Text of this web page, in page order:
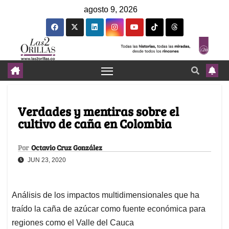
agosto 9, 2026
Verdades y mentiras sobre el
cultivo de caña en Colombia
Por Octavio Cruz González
JUN 23, 2020
Análisis de los impactos multidimensionales que ha
traído la caña de azúcar como fuente económica para
regiones como el Valle del Cauca